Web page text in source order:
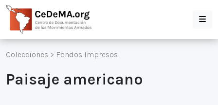
Colecciones > Fondos Impresos
Paisaje americano